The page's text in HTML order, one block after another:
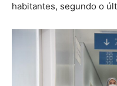
habitantes, segundo o